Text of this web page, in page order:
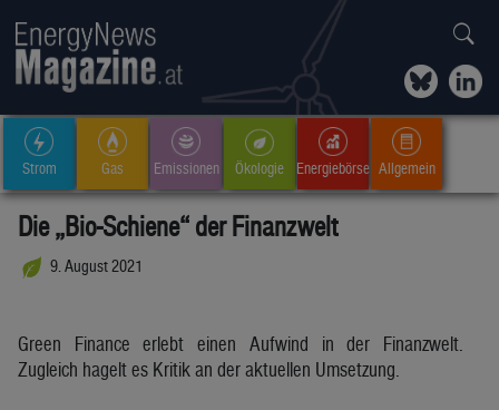
Strom Gas Emissionen Ökologie Energiebörse Allgemein
Die „Bio-Schiene“ der Finanzwelt
9. August 2021
Green Finance erlebt einen Aufwind in der Finanzwelt.
Zugleich hagelt es Kritik an der aktuellen Umsetzung.